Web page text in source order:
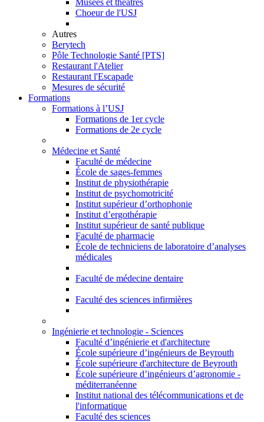
Choeur de l'USJ
Autres
Berytech
Pôle Technologie Santé [PTS]
Restaurant l'Atelier
Restaurant l'Escapade
Mesures de sécurité
Formations
Formations à l’USJ
Formations de 1er cycle
Formations de 2e cycle
Médecine et Santé
Faculté de médecine
École de sages-femmes
Institut de physiothérapie
Institut de psychomotricité
Institut supérieur d’orthophonie
Institut d’ergothérapie
Institut supérieur de santé publique
Faculté de pharmacie
École de techniciens de laboratoire d’analyses
médicales
Faculté de médecine dentaire
Faculté des sciences infirmières
Ingénierie et technologie - Sciences
Faculté d’ingénierie et d'architecture
École supérieure d’ingénieurs de Beyrouth
École supérieure d'architecture de Beyrouth
École supérieure d’ingénieurs d’agronomie -
méditerranéenne
Institut national des télécommunications et de
l'informatique
Faculté des sciences